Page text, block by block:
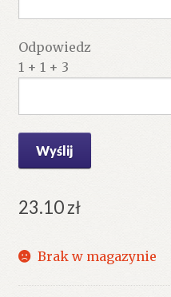
Odpowiedz
1 + 1 + 3
23.10zł
Brak w magazynie